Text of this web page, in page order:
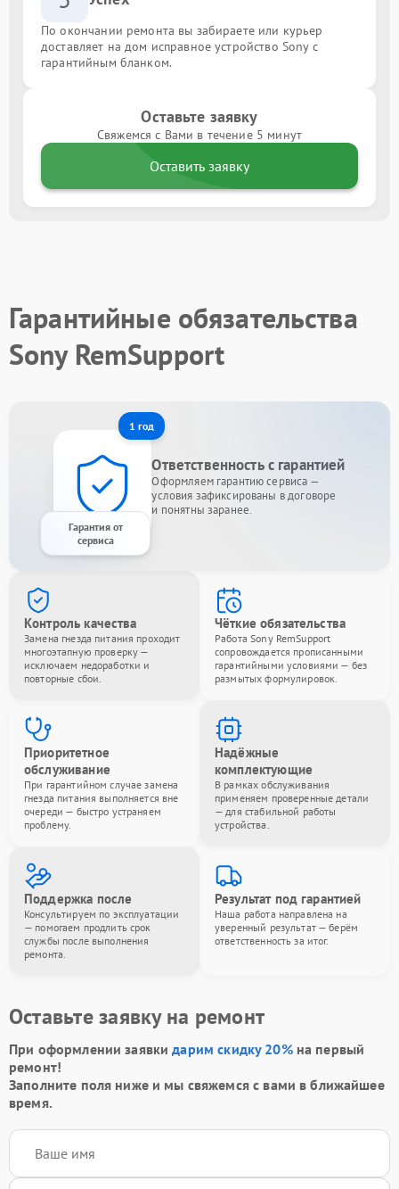
По окончании ремонта вы забираете или курьер
доставляет на дом исправное устройство Sony с
гарантийным бланком.
Оставьте заявку
Свяжемся с Вами в течение 5 минут
Оставить заявку
Гарантийные обязательства
Sony RemSupport
1 год
Гарантия от
сервиса
Ответственность с гарантией
Оформляем гарантию сервиса —
условия зафиксированы в договоре
и понятны заранее.
Контроль качества
Замена гнезда питания проходит
многоэтапную проверку —
исключаем недоработки и
повторные сбои.
Чёткие обязательства
Работа Sony RemSupport
сопровождается прописанными
гарантийными условиями — без
размытых формулировок.
Приоритетное
обслуживание
При гарантийном случае замена
гнезда питания выполняется вне
очереди — быстро устраняем
проблему.
Надёжные
комплектующие
В рамках обслуживания
применяем проверенные детали
— для стабильной работы
устройства.
Поддержка после
Консультируем по эксплуатации
— помогаем продлить срок
службы после выполнения
ремонта.
Результат под гарантией
Наша работа направлена на
уверенный результат — берём
ответственность за итог.
Оставьте заявку на ремонт
При оформлении заявкидарим скидку 20%на первый
ремонт!
Заполните поля ниже и мы свяжемся с вами в ближайшее
время.